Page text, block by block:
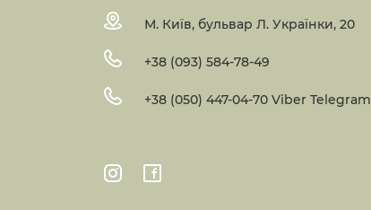
М. Київ, бульвар Л. Українки, 20
+38 (093) 584-78-49
+38 (050) 447-04-70 Viber Telegram